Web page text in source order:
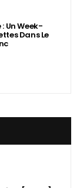
Un Week-
Dans Le